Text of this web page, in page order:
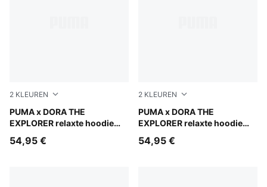
2 KLEUREN
PUMA x DORA THE
EXPLORER relaxte hoodie
Bright Papaya
54,95 €
2 KLEUREN
PUMA x DORA THE
EXPLORER relaxte hoodie
Chambray Blue
54,95 €